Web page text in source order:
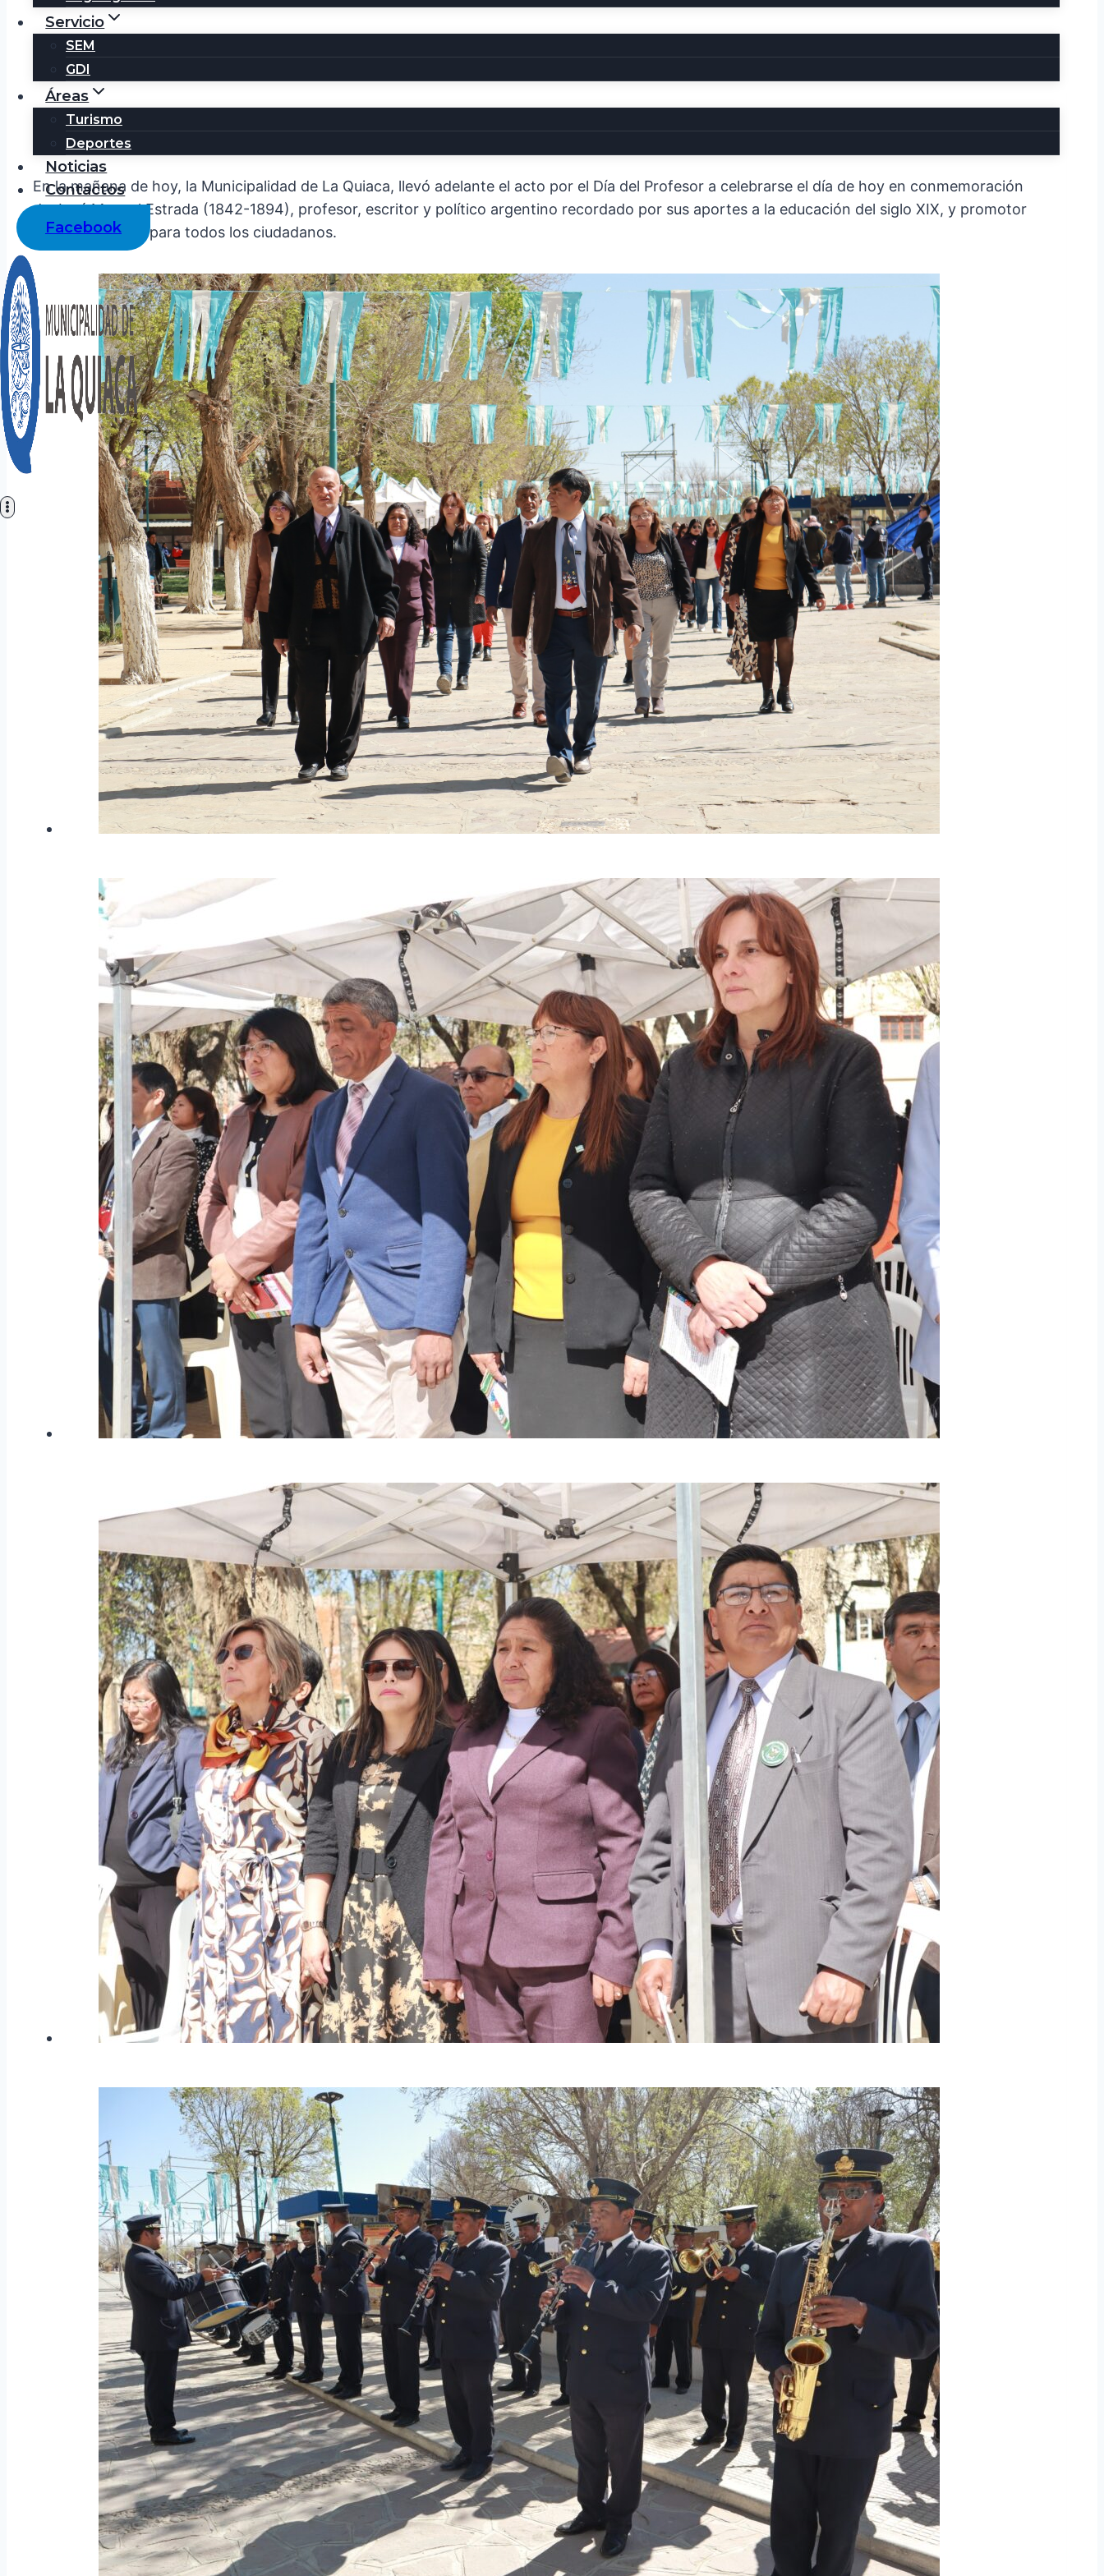
Servicio
SEM
GDI
Áreas
Turismo
Deportes
Noticias
Contactos
Facebook
ACTO POR EL DÍA DEL PROFESOR
En la mañana de hoy, la Municipalidad de La Quiaca, llevó adelante el acto por el Día del Profesor a celebrarse el día de hoy en conmemoración
de José Manuel Estrada (1842-1894), profesor, escritor y político argentino recordado por sus aportes a la educación del siglo XIX, y promotor
de la enseñanza para todos los ciudadanos.